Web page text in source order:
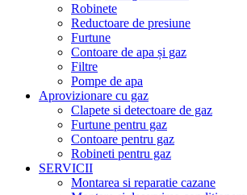
Robinete
Reductoare de presiune
Furtune
Contoare de apa și gaz
Filtre
Pompe de apa
Aprovizionare cu gaz
Clapete si detectoare de gaz
Furtune pentru gaz
Contoare pentru gaz
Robineti pentru gaz
SERVICII
Montarea si reparatie cazane